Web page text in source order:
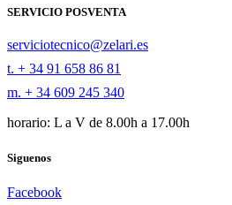
SERVICIO POSVENTA
serviciotecnico@zelari.es
t. + 34 91 658 86 81
m. + 34 609 245 340
horario: L a V de 8.00h a 17.00h
Siguenos
Facebook